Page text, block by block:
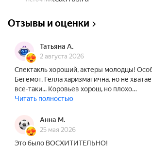
на жизнь. Сыграть в этой
Сложность сюжета и мистическая
романа требуют от актёров
в то, что любовь сильнее смерти.
Спектакль «Мастер и Маргарита»
популярного в странах СНГ и за
стал подлинным шедевром
двадцать первого века.
Отзывы и оценки
Татьяна А.
2 августа 2026
Спектакль хороший, актеры молодцы!
Бегемот. Гелла харизматична, но не
все-таки... Коровьев хорош, но плохо…
Читать полностью
Анна М.
25 мая 2026
Это было ВОСХИТИТЕЛЬНО!